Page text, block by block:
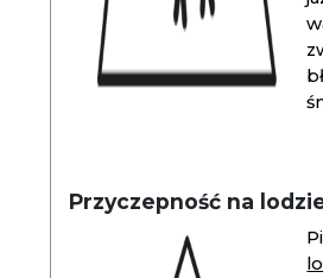
Przyczepność na